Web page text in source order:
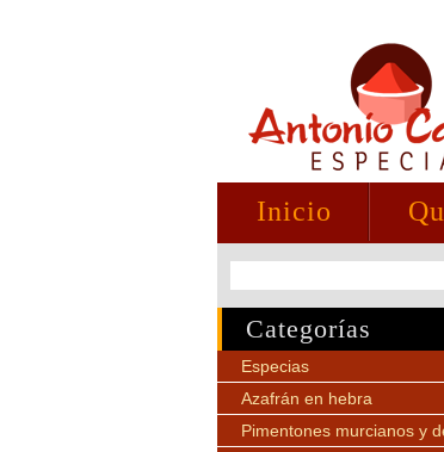
Inicio
Categorías
Especias
Azafrán en hebra
Pimentones murcianos y